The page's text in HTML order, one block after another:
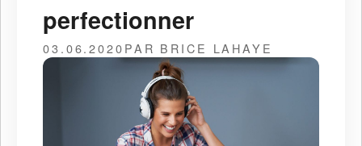
perfectionner
03.06.2020PAR BRICE LAHAYE